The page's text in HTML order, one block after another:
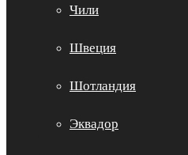
Чили
Швеция
Шотландия
Эквадор